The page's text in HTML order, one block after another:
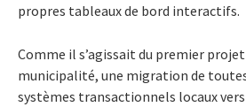
propres tableaux de bord interactifs.
Comme il s’agissait du premier
municipalité, une migration de
systèmes transactionnels locaux